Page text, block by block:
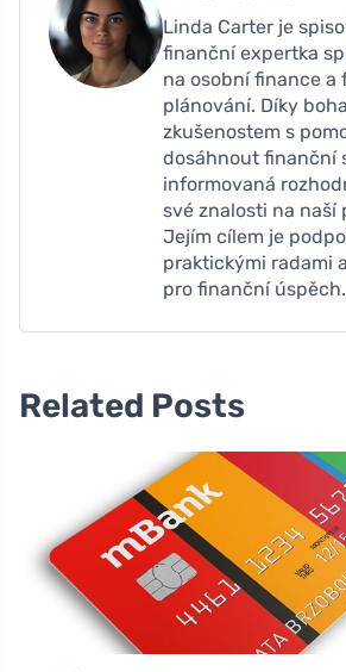
Linda Carter je
finanční expertka
na osobní finance a
plánování. Díky
zkušenostem s
dosáhnout finanční
informovaná
své znalosti na naší
Jejím cílem je
praktickými radami
pro finanční úspěch.
Related Posts